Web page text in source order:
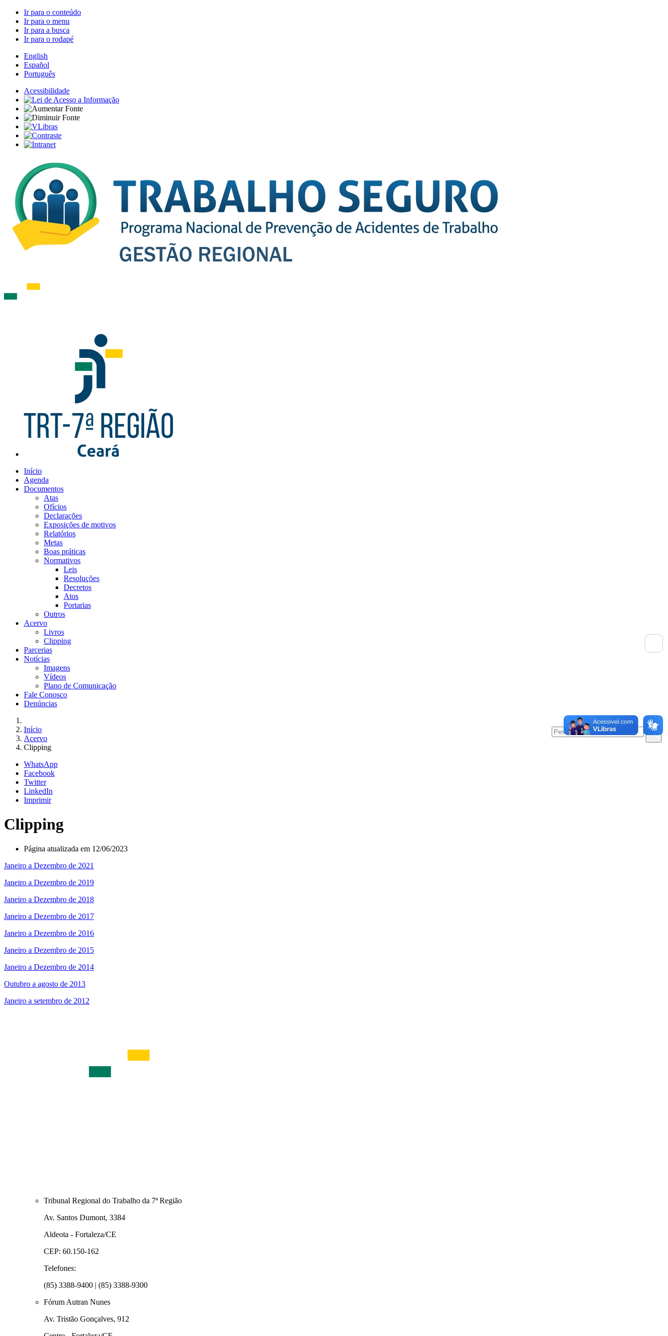
Ir para o conteúdo
Ir para o menu
Ir para a busca
Ir para o rodapé
English
Español
Português
Acessibilidade
Início
Agenda
Documentos
Atas
Ofícios
Declarações
Exposições de motivos
Relatórios
Metas
Boas práticas
Normativos
Leis
Resoluções
Decretos
Atos
Portarias
Outros
Acervo
Livros
Clipping
Parcerias
Notícias
Imagens
Vídeos
Plano de Comunicação
Fale Conosco
Denúncias
Início
Acervo
Clipping
WhatsApp
Facebook
Twitter
LinkedIn
Imprimir
Clipping
Página atualizada em 12/06/2023
Janeiro a Dezembro de 2021
Janeiro a Dezembro de 2019
Janeiro a Dezembro de 2018
Janeiro a Dezembro de 2017
Janeiro a Dezembro de 2016
Janeiro a Dezembro de 2015
Janeiro a Dezembro de 2014
Outubro a agosto de 2013
Janeiro a setembro de 2012
Tribunal Regional do Trabalho da 7ª Região
Av. Santos Dumont, 3384
Aldeota - Fortaleza/CE
CEP: 60.150-162
Telefones:
(85) 3388-9400 | (85) 3388-9300
Fórum Autran Nunes
Av. Tristão Gonçalves, 912